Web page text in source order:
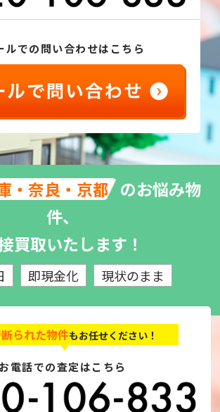
ルでの問い合わせはこちら
・奈良・京都 のお悩み物
件、
買取いたします！
即現金化 現状のまま
られた物件もお任せください！
お電話での査定はこちら